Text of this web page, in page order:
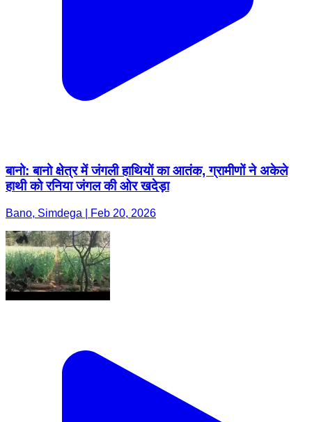
बानो: बानो क्षेत्र में जंगली हाथियों का आतंक, ग्रामीणों ने अकेले
हाथी को रनिया जंगल की ओर खदेड़ा
Bano, Simdega | Feb 20, 2026